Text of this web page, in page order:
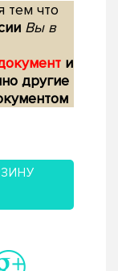
тем что
Вы в
и
другие